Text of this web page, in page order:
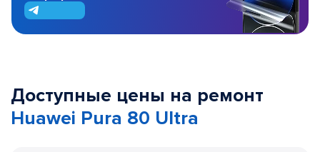
Доступные цены на ремонт
Huawei Pura 80 Ultra